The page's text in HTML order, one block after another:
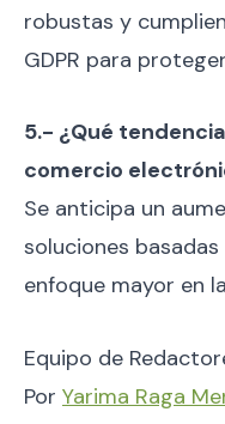
robustas y
GDPR para
5.- ¿Qué
comercio
Se anticipa un
soluciones
enfoque mayor en
Equipo de
Por Yarima Raga